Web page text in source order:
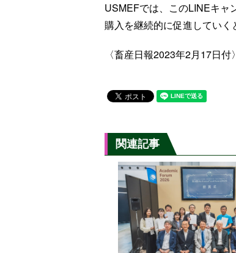
USMEFでは、このLINEキャ
購入を継続的に促進していく
〈畜産日報2023年2月17日付〉
関連記事